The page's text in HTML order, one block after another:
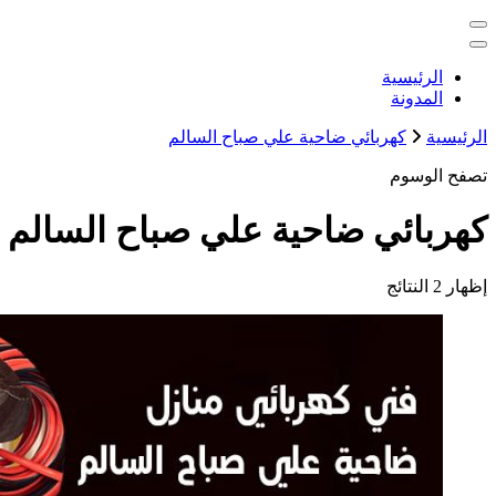
التجاوز
إلى
الكويت
خدمات منزلية بالكويت شراء بيع فك نقل تركيب صيانة تصليح اثاث
الرئيسية
المدونة
الرئيسية كهربائي ضاحية علي صباح السالم
تصفح الوسوم
كهربائي ضاحية علي صباح السالم
إظهار 2 النتائج